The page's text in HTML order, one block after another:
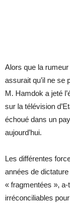
Alors que la
assurait qu’il ne se
M. Hamdok a jeté
sur la télévision
échoué dans un
aujourd’hui.
Les différentes
années de
« fragmentées »,
irréconciliables